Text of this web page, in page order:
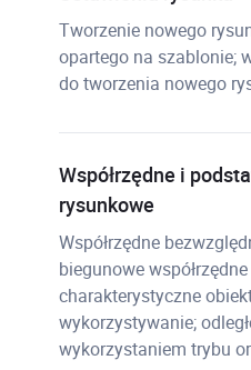
Tworzenie nowego
opartego na szablonie;
do tworzenia nowego
Współrzędne i
rysunkowe
Współrzędne
biegunowe
charakterystyczne
wykorzystywanie;
wykorzystaniem trybu